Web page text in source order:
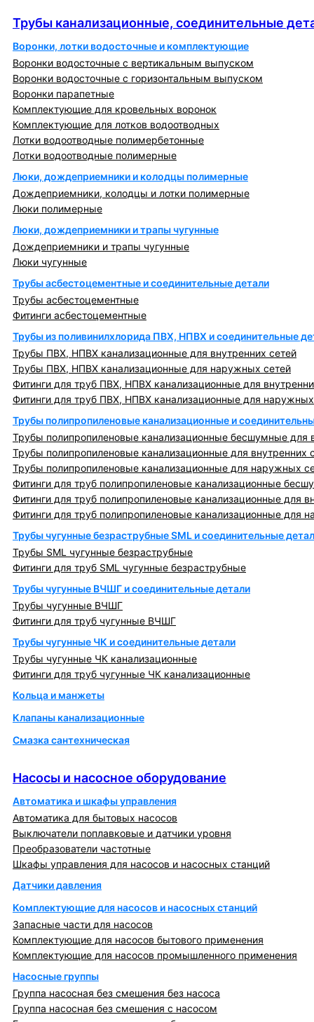
Трубы канализационные, соединительные
Воронки, лотки водосточные и комплектующие
Воронки водосточные с вертикальным выпуском
Воронки водосточные с горизонтальным выпуском
Воронки парапетные
Комплектующие для кровельных воронок
Комплектующие для лотков водоотводных
Лотки водоотводные полимербетонные
Лотки водоотводные полимерные
Люки, дождеприемники и колодцы полимерные
Дождеприемники, колодцы и лотки полимерные
Люки полимерные
Люки, дождеприемники и трапы чугунные
Дождеприемники и трапы чугунные
Люки чугунные
Трубы асбестоцементные и соединительные детали
Трубы асбестоцементные
Фитинги асбестоцементные
Трубы из поливинилхлорида ПВХ, НПВХ и соединительные
Трубы ПВХ, НПВХ канализационные для внутренних сетей
Трубы ПВХ, НПВХ канализационные для наружных сетей
Фитинги для труб ПВХ, НПВХ канализационные для
Фитинги для труб ПВХ, НПВХ канализационные для
Трубы полипропиленовые канализационные и
Трубы полипропиленовые канализационные бесшумные для
Трубы полипропиленовые канализационные для внутренних
Трубы полипропиленовые канализационные для наружных
Фитинги для труб полипропиленовые канализационные
Фитинги для труб полипропиленовые канализационные для
Фитинги для труб полипропиленовые канализационные для
Трубы чугунные безраструбные SML и соединительные
Трубы SML чугунные безраструбные
Фитинги для труб SML чугунные безраструбные
Трубы чугунные ВЧШГ и соединительные детали
Трубы чугунные ВЧШГ
Фитинги для труб чугунные ВЧШГ
Трубы чугунные ЧК и соединительные детали
Трубы чугунные ЧК канализационные
Фитинги для труб чугунные ЧК канализационные
Кольца и манжеты
Клапаны канализационные
Смазка сантехническая
Насосы и насосное оборудование
Автоматика и шкафы управления
Автоматика для бытовых насосов
Выключатели поплавковые и датчики уровня
Преобразователи частотные
Шкафы управления для насосов и насосных станций
Датчики давления
Комплектующие для насосов и насосных станций
Запасные части для насосов
Комплектующие для насосов бытового применения
Комплектующие для насосов промышленного применения
Насосные группы
Группа насосная без смешения без насоса
Группа насосная без смешения с насосом